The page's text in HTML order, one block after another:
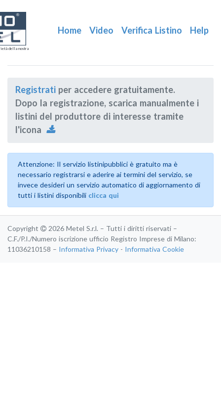
della nostra
Home Video Verifica Listino Help
Registrati per accedere gratuitamente.
Dopo la registrazione, scarica manualmente i
listini del produttore di interesse tramite
l'icona
Attenzione: Il servizio listinipubblici è gratuito ma è
necessario registrarsi e aderire ai termini del servizio, se
invece desideri un servizio automatico di aggiornamento di
tutti i listini disponibili clicca qui
Copyright
2026 Metel S.r.l. – Tutti i diritti riservati –
C.F./P.I./Numero iscrizione ufficio Registro Imprese di Milano:
11036210158 –
Informativa Privacy - Informativa Cookie